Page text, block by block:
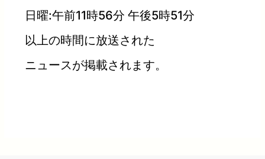
日曜:午前11時56分 午後5時51分
以上の時間に放送された
ニュースが掲載されます。